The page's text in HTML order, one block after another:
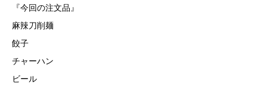
『今回の注文品』
麻辣刀削麺
餃子
チャーハン
ビール